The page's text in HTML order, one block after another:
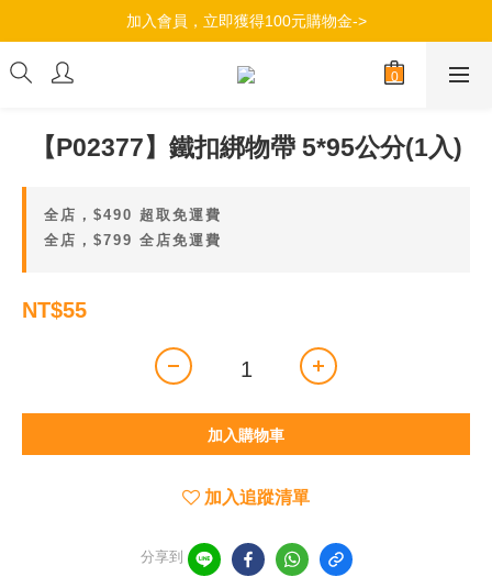
加入會員，立即獲得100元購物金->
加入會員，立即獲得100元購物金->
滿$490超商取貨免運，滿799全店免運->
【P02377】鐵扣綁物帶 5*95公分(1入)
全店，$490 超取免運費
全店，$799 全店免運費
NT$55
加入購物車
加入追蹤清單
分享到